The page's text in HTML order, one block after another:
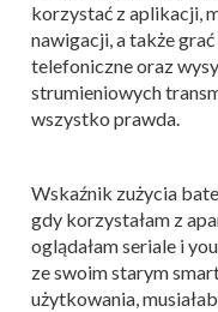
korzystać z aplikacji,
nawigacji, a także
telefoniczne oraz
strumieniowych
wszystko prawda.
Wskaźnik zużycia
gdy korzystałam z
oglądałam seriale i
ze swoim starym
użytkowania,